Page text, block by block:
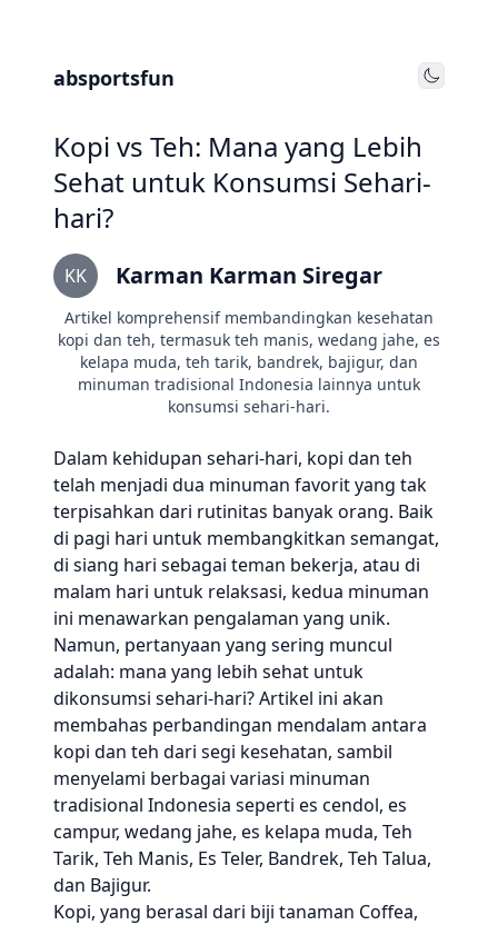
absportsfun Toggle
Kopi vs Teh: Mana yang Lebih
Sehat untuk Konsumsi Sehari-
hari?
KK Karman Karman Siregar
Artikel komprehensif membandingkan kesehatan
kopi dan teh, termasuk teh manis, wedang jahe, es
kelapa muda, teh tarik, bandrek, bajigur, dan
minuman tradisional Indonesia lainnya untuk
konsumsi sehari-hari.
Dalam kehidupan sehari-hari, kopi dan teh
telah menjadi dua minuman favorit yang tak
terpisahkan dari rutinitas banyak orang. Baik
di pagi hari untuk membangkitkan semangat,
di siang hari sebagai teman bekerja, atau di
malam hari untuk relaksasi, kedua minuman
ini menawarkan pengalaman yang unik.
Namun, pertanyaan yang sering muncul
adalah: mana yang lebih sehat untuk
dikonsumsi sehari-hari? Artikel ini akan
membahas perbandingan mendalam antara
kopi dan teh dari segi kesehatan, sambil
menyelami berbagai variasi minuman
tradisional Indonesia seperti es cendol, es
campur, wedang jahe, es kelapa muda, Teh
Tarik, Teh Manis, Es Teler, Bandrek, Teh Talua,
dan Bajigur.
Kopi, yang berasal dari biji tanaman Coffea,